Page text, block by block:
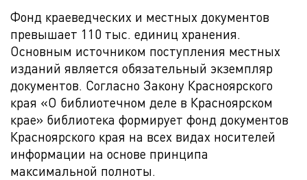
Фонд краеведческих и местных документов
превышает 110 тыс. единиц хранения.
Основным источником поступления местных
изданий является обязательный экземпляр
документов. Согласно Закону Красноярского
края «О библиотечном деле в Красноярском
крае» библиотека формирует фонд документов
Красноярского края на всех видах носителей
информации на основе принципа
максимальной полноты.